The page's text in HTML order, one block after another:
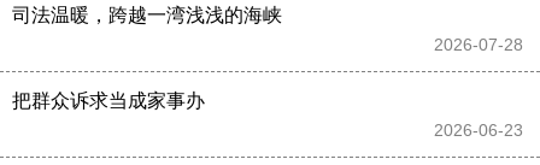
司法温暖，跨越一湾浅浅的海峡
2026-07-28
把群众诉求当成家事办
2026-06-23